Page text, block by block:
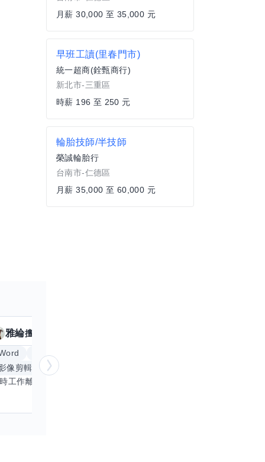
雅綸擅長
Excel
像剪輯與後製
月薪 30,000 至 35,000 元
早班工讀(里春門市)
統一超商(銓甄商行)
新北市-三重區
時薪 196 至 250 元
輪胎技師/半技師
榮誠輪胎行
台南市-仁德區
月薪 35,000 至 60,000 元